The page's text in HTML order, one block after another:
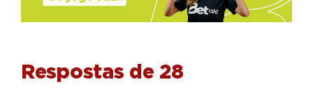
Respostas de 28